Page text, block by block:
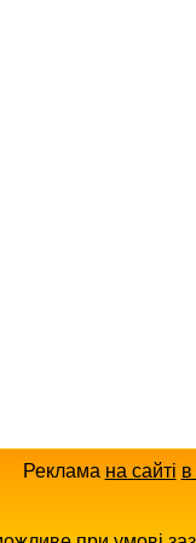
Реклама на сайті в